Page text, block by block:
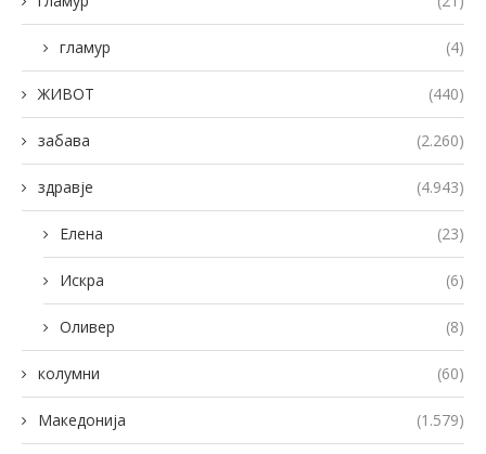
гламур (4)
ЖИВОТ (440)
забава (2.260)
здравје (4.943)
Елена (23)
Искра (6)
Оливер (8)
колумни (60)
Македонија (1.579)